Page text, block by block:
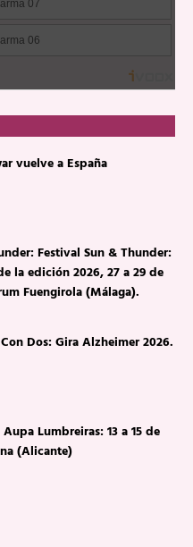
vuelve a España
Festival Sun & Thunder:
la edición 2026, 27 a 29 de
Fuengirola (Málaga).
Dos: Gira Alzheimer 2026.
Lumbreiras: 13 a 15 de
(Alicante)